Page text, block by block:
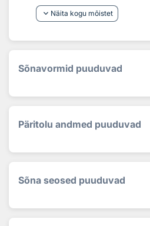
keyboard_arrow_down Näita kogu mõistet
Sõnavormid puuduvad
Päritolu andmed puuduvad
Sõna seosed puuduvad